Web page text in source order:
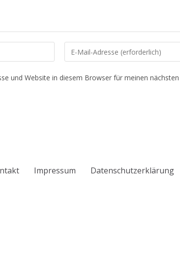
und Website in diesem Browser für meinen
Impressum Datenschutzerklärung